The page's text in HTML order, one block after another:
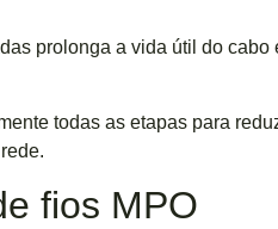
prolonga a vida útil do cabo
todas as etapas para
fios MPO